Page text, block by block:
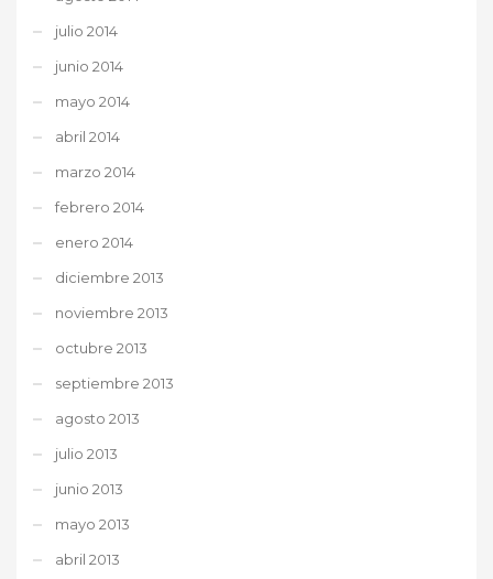
julio 2014
junio 2014
mayo 2014
abril 2014
marzo 2014
febrero 2014
enero 2014
diciembre 2013
noviembre 2013
octubre 2013
septiembre 2013
agosto 2013
julio 2013
junio 2013
mayo 2013
abril 2013